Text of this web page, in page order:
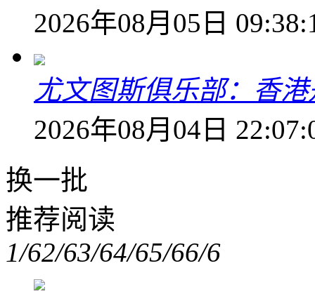
2026年08月05日
尤文图斯俱乐部：香
2026年08月04日
换一批
推荐阅读
1/62/63/64/65/66/6